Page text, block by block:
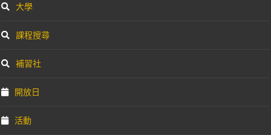
大學
課程搜尋
補習社
開放日
活動